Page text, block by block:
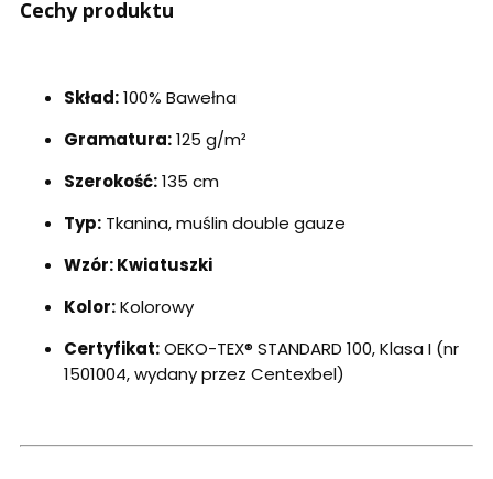
Cechy produktu
Skład:100% Bawełna
Gramatura:125 g/m²
Szerokość:135 cm
Typ: Tkanina, muślin double gauze
Wzór: Kwiatuszki
Kolor:Kolorowy
Certyfikat:OEKO-TEX® STANDARD 100, Klasa I (nr
1501004, wydany przez Centexbel)